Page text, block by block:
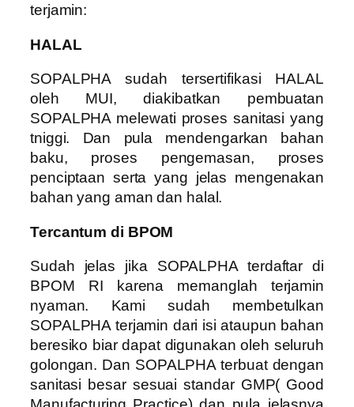
terjamin:
HALAL
SOPALPHA sudah tersertifikasi HALAL
oleh MUI, diakibatkan pembuatan
SOPALPHA melewati proses sanitasi yang
tniggi. Dan pula mendengarkan bahan
baku, proses pengemasan, proses
penciptaan serta yang jelas mengenakan
bahan yang aman dan halal.
Tercantum di BPOM
Sudah jelas jika SOPALPHA terdaftar di
BPOM RI karena memanglah terjamin
nyaman. Kami sudah membetulkan
SOPALPHA terjamin dari isi ataupun bahan
beresiko biar dapat digunakan oleh seluruh
golongan. Dan SOPALPHA terbuat dengan
sanitasi besar sesuai standar GMP( Good